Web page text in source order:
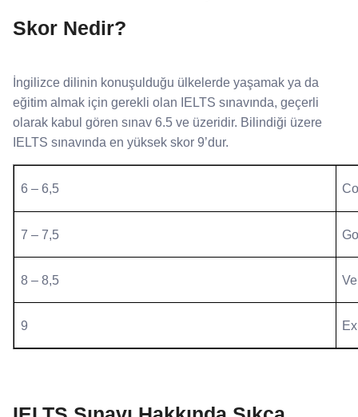
Skor Nedir?
İngilizce dilinin konuşulduğu ülkelerde yaşamak ya da
eğitim almak için gerekli olan IELTS sınavında, geçerli
olarak kabul gören sınav 6.5 ve üzeridir. Bilindiği üzere
IELTS sınavında en yüksek skor 9’dur.
6 – 6,5
7 – 7,5
8 – 8,5
9